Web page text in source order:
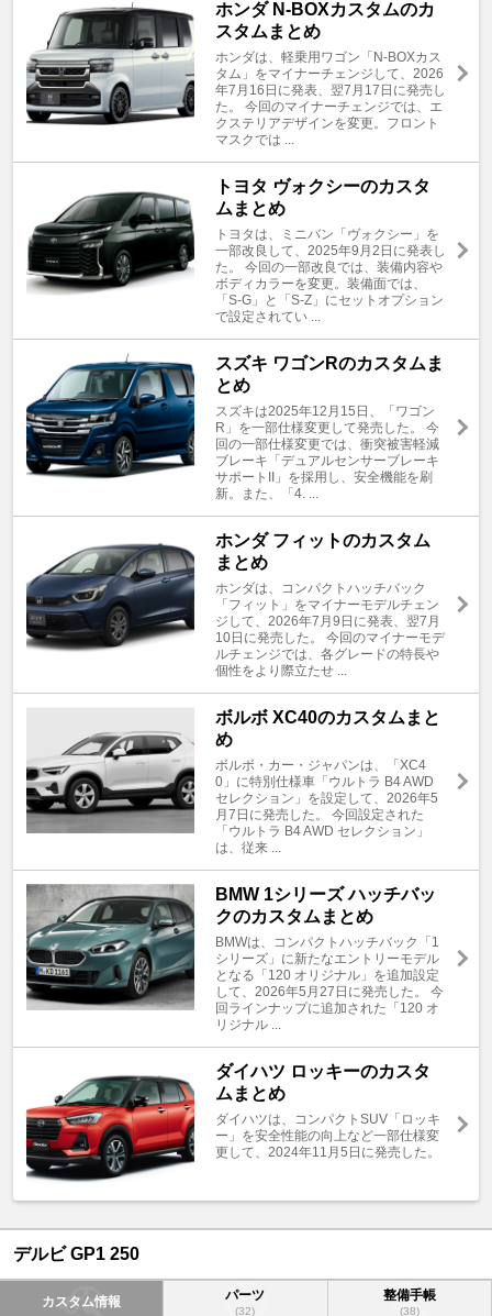
ホンダ N-BOXカスタムのカ
スタムまとめ
ホンダは、軽乗用ワゴン「N-BOXカス
タム」をマイナーチェンジして、2026
年7月16日に発表、翌7月17日に発売し
た。 今回のマイナーチェンジでは、エ
クステリアデザインを変更。フロント
マスクでは ...
トヨタ ヴォクシーのカスタ
ムまとめ
トヨタは、ミニバン「ヴォクシー」を
一部改良して、2025年9月2日に発表し
た。 今回の一部改良では、装備内容や
ボディカラーを変更。装備面では、
「S-G」と「S-Z」にセットオプション
で設定されてい ...
スズキ ワゴンRのカスタムま
とめ
スズキは2025年12月15日、「ワゴン
R」を一部仕様変更して発売した。 今
回の一部仕様変更では、衝突被害軽減
ブレーキ「デュアルセンサーブレーキ
サポートII」を採用し、安全機能を刷
新。また、「4. ...
ホンダ フィットのカスタム
まとめ
ホンダは、コンパクトハッチバック
「フィット」をマイナーモデルチェン
ジして、2026年7月9日に発表、翌7月
10日に発売した。 今回のマイナーモデ
ルチェンジでは、各グレードの特長や
個性をより際立たせ ...
ボルボ XC40のカスタムまと
め
ボルボ・カー・ジャパンは、「XC4
0」に特別仕様車「ウルトラ B4 AWD
セレクション」を設定して、2026年5
月7日に発売した。 今回設定された
「ウルトラ B4 AWD セレクション」
は、従来 ...
BMW 1シリーズ ハッチバッ
クのカスタムまとめ
BMWは、コンパクトハッチバック「1
シリーズ」に新たなエントリーモデル
となる「120 オリジナル」を追加設定
して、2026年5月27日に発売した。 今
回ラインナップに追加された「120 オ
リジナル ...
ダイハツ ロッキーのカスタ
ムまとめ
ダイハツは、コンパクトSUV「ロッキ
ー」を安全性能の向上など一部仕様変
更して、2024年11月5日に発売した。
デルビ GP1 250
カスタム情報 パーツ
(32)
整備手帳
(38)